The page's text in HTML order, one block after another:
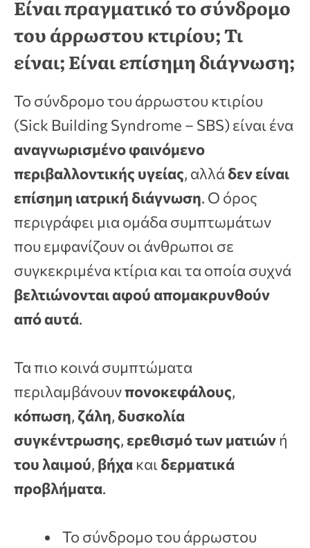
Είναι πραγματικό το σύνδρομο
του άρρωστου κτιρίου; Τι
είναι; Είναι επίσημη διάγνωση;
Το σύνδρομο του άρρωστου κτιρίου
(Sick Building Syndrome – SBS) είναι ένα
αναγνωρισμένο φαινόμενο
περιβαλλοντικής υγείας, αλλάδεν είναι
επίσημη ιατρική διάγνωση. Ο όρος
περιγράφει μια ομάδα συμπτωμάτων
που εμφανίζουν οι άνθρωποι σε
συγκεκριμένα κτίρια και τα οποία συχνά
βελτιώνονται αφού απομακρυνθούν
από αυτά.
Τα πιο κοινά συμπτώματα
περιλαμβάνουνπονοκεφάλους,
κόπωση,ζάλη,δυσκολία
συγκέντρωσης, ερεθισμό των ματιών ή
του λαιμού, βήχα καιδερματικά
προβλήματα.
Το σύνδρομο του άρρωστου